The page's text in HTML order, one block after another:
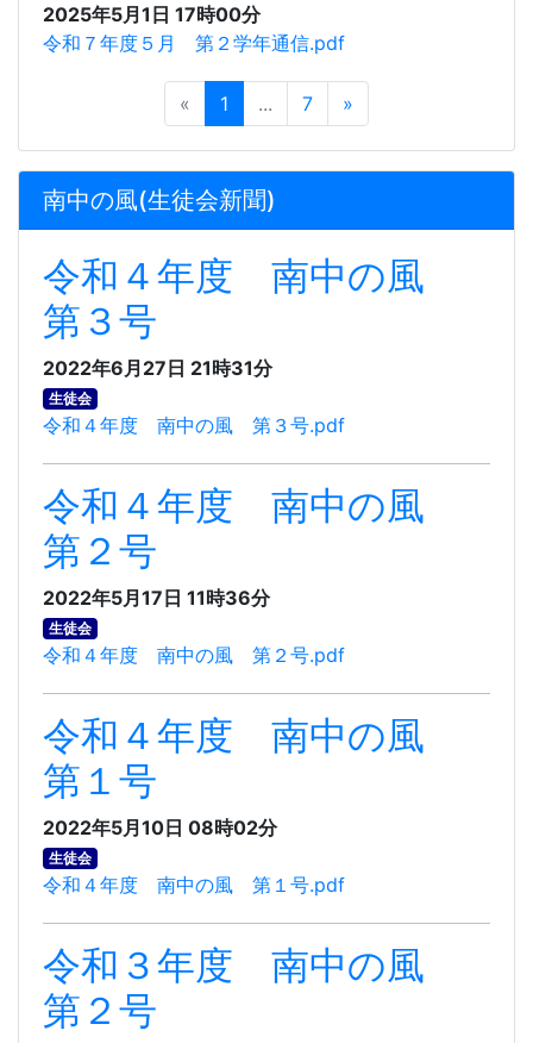
2025年5月1日 17時00分
令和７年度５月 第２学年通信.pdf
« 1 ... 7 »
南中の風(生徒会新聞)
令和４年度 南中の風
第３号
2022年6月27日 21時31分
生徒会
令和４年度 南中の風 第３号.pdf
令和４年度 南中の風
第２号
2022年5月17日 11時36分
生徒会
令和４年度 南中の風 第２号.pdf
令和４年度 南中の風
第１号
2022年5月10日 08時02分
生徒会
令和４年度 南中の風 第１号.pdf
令和３年度 南中の風
第２号